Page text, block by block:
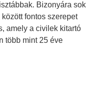
Bizonyára sok
fontos szerepet
amely a civilek kitartó
több mint 25 éve